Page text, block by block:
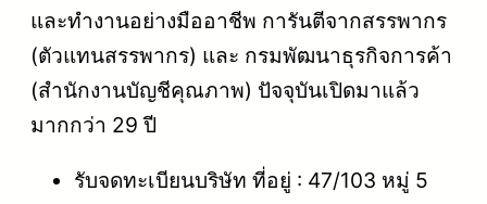
และทำงานอย่างมืออาชีพ การันตีจากสรรพากร
(ตัวแทนสรรพากร) และ กรมพัฒนาธุรกิจการค้า
(สำนักงานบัญชีคุณภาพ) ปัจจุบันเปิดมาแล้ว
มากกว่า 29 ปี
รับจดทะเบียนบริษัท ที่อยู่ : 47/103 หมู่ 5